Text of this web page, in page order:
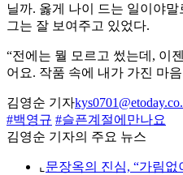
닐까. 옳게 나이 드는 일이야
그는 잘 보여주고 있었다.
“전에는 뭘 모르고 썼는데, 이
어요. 작품 속에 내가 가진 마
김영순 기자
#백영규 #슬픈계절에만나요
김영순 기자의 주요 뉴스
⌞ 문장옥의 진심, “가림